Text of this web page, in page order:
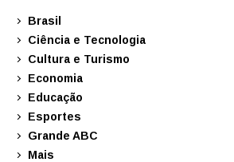
Brasil
Ciência e Tecnologia
Cultura e Turismo
Economia
Educação
Esportes
Grande ABC
Mais